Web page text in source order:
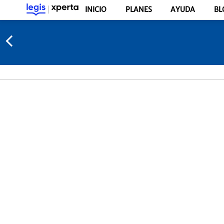
INICIO PLANES AYUDA